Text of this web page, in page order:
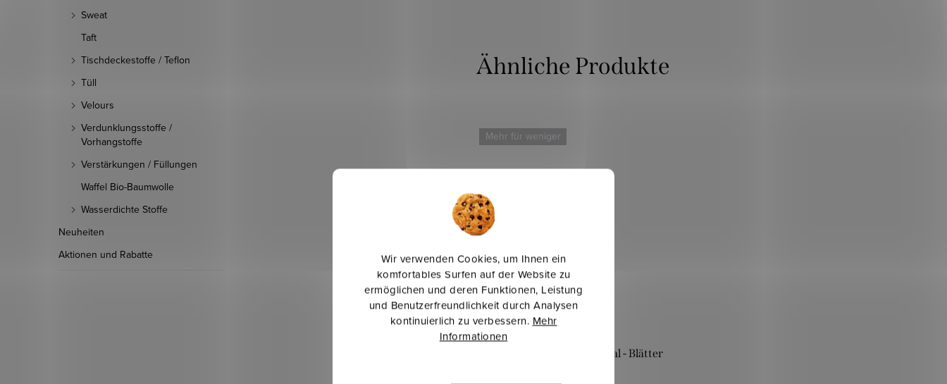
Wir verwenden Cookies, um Ihnen ein
komfortables Surfen auf der Website zu
ermöglichen und deren Funktionen, Leistung
und Benutzerfreundlichkeit durch Analysen
kontinuierlich zu verbessern. Mehr
Informationen
Sweat
Taft
Tischdeckestoffe / Teflon
Tüll
Velours
Verdunklungsstoffe /
Vorhangstoffe
Verstärkungen / Füllungen
Waffel Bio-Baumwolle
Wasserdichte Stoffe
Neuheiten
Aktionen und Rabatte
Mehr für weniger
Baumwolle Popeline Digital - Blätter